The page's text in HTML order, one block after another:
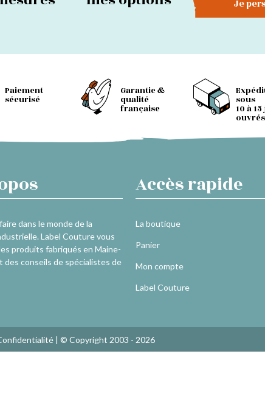
Je
Paiement
sécurisé
Garantie &
qualité
française
sous
10 à
ouvrés
dans le monde de la
Label Couture vous
produits fabriqués en Maine-
des conseils de spécialistes de
Accès rapide
La boutique
Panier
Mon compte
Label Couture
| © Copyright 2003 - 2026